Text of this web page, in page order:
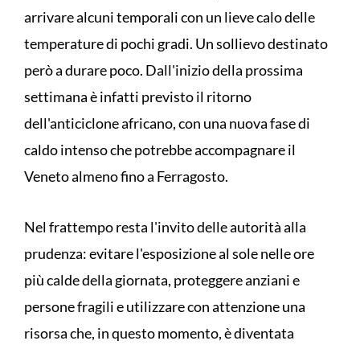
arrivare alcuni temporali con un lieve calo delle
temperature di pochi gradi. Un sollievo destinato
però a durare poco. Dall'inizio della prossima
settimana è infatti previsto il ritorno
dell'anticiclone africano, con una nuova fase di
caldo intenso che potrebbe accompagnare il
Veneto almeno fino a Ferragosto.
Nel frattempo resta l'invito delle autorità alla
prudenza: evitare l'esposizione al sole nelle ore
più calde della giornata, proteggere anziani e
persone fragili e utilizzare con attenzione una
risorsa che, in questo momento, è diventata